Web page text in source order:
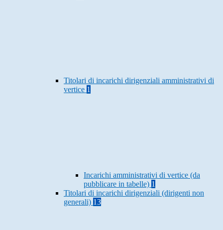
Titolari di incarichi dirigenziali amministrativi di
vertice 1
Incarichi amministrativi di vertice (da
pubblicare in tabelle) 1
Titolari di incarichi dirigenziali (dirigenti non
generali) 13